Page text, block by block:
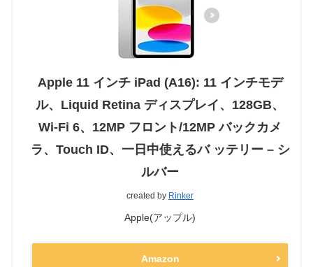
Apple 11 インチ iPad (A16): 11 インチモデ
ル、Liquid Retina ディスプレイ、128GB、
Wi-Fi 6、12MP フロント/12MP バックカメ
ラ、Touch ID、一日中使えるバ ッテリー – シ
ルバー
created by Rinker
Apple(アップル)
Amazon